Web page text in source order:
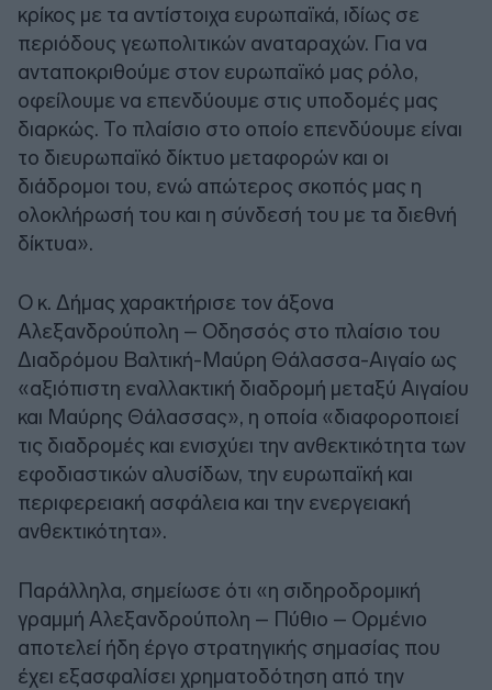
κρίκος με τα αντίστοιχα ευρωπαϊκά, ιδίως σε
περιόδους γεωπολιτικών αναταραχών. Για να
ανταποκριθούμε στον ευρωπαϊκό μας ρόλο,
οφείλουμε να επενδύουμε στις υποδομές μας
διαρκώς. Το πλαίσιο στο οποίο επενδύουμε είναι
το διευρωπαϊκό δίκτυο μεταφορών και οι
διάδρομοι του, ενώ απώτερος σκοπός μας η
ολοκλήρωσή του και η σύνδεσή του με τα διεθνή
δίκτυα».
Ο κ. Δήμας χαρακτήρισε τον άξονα
Αλεξανδρούπολη – Οδησσός στο πλαίσιο του
Διαδρόμου Βαλτική-Μαύρη Θάλασσα-Αιγαίο ως
«αξιόπιστη εναλλακτική διαδρομή μεταξύ Αιγαίου
και Μαύρης Θάλασσας», η οποία «διαφοροποιεί
τις διαδρομές και ενισχύει την ανθεκτικότητα των
εφοδιαστικών αλυσίδων, την ευρωπαϊκή και
περιφερειακή ασφάλεια και την ενεργειακή
ανθεκτικότητα».
Παράλληλα, σημείωσε ότι «η σιδηροδρομική
γραμμή Αλεξανδρούπολη – Πύθιο – Ορμένιο
αποτελεί ήδη έργο στρατηγικής σημασίας που
έχει εξασφαλίσει χρηματοδότηση από την